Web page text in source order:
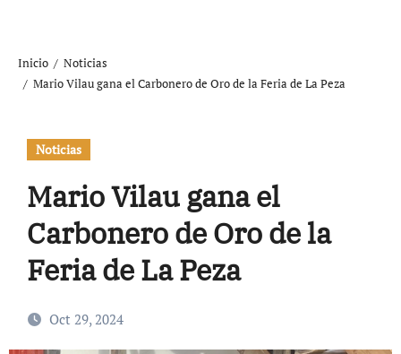
Inicio
Noticias
Mario Vilau gana el Carbonero de Oro de la Feria de La Peza
Noticias
Mario Vilau gana el
Carbonero de Oro de la
Feria de La Peza
Oct 29, 2024